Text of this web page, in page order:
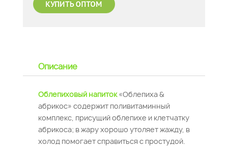
Описание
Облепиховый напиток«Облепиха &
абрикос» содержит поливитаминный
комплекс, присущий облепихе и клетчатку
абрикоса; в жару хорошо утоляет жажду, в
холод помогает справиться с простудой.